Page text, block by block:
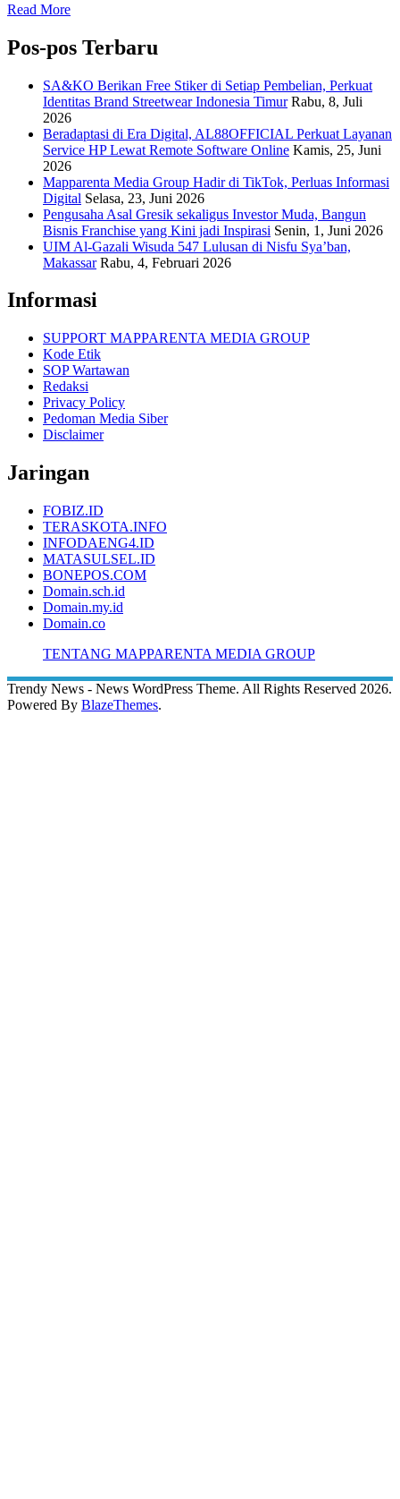
Read More
Pos-pos Terbaru
SA&KO Berikan Free Stiker di Setiap Pembelian, Perkuat
Identitas Brand Streetwear Indonesia Timur Rabu, 8, Juli
2026
Beradaptasi di Era Digital, AL88OFFICIAL Perkuat Layanan
Service HP Lewat Remote Software Online Kamis, 25, Juni
2026
Mapparenta Media Group Hadir di TikTok, Perluas Informasi
Digital Selasa, 23, Juni 2026
Pengusaha Asal Gresik sekaligus Investor Muda, Bangun
Bisnis Franchise yang Kini jadi Inspirasi Senin, 1, Juni 2026
UIM Al-Gazali Wisuda 547 Lulusan di Nisfu Sya’ban,
Makassar Rabu, 4, Februari 2026
Informasi
SUPPORT MAPPARENTA MEDIA GROUP
Kode Etik
SOP Wartawan
Redaksi
Privacy Policy
Pedoman Media Siber
Disclaimer
Jaringan
FOBIZ.ID
TERASKOTA.INFO
INFODAENG4.ID
MATASULSEL.ID
BONEPOS.COM
Domain.sch.id
Domain.my.id
Domain.co
TENTANG MAPPARENTA MEDIA GROUP
Trendy News - News WordPress Theme. All Rights Reserved 2026.
Powered By BlazeThemes.